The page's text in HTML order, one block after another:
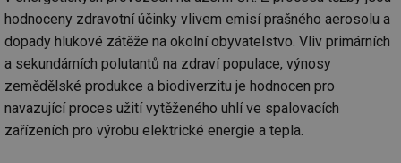
hodnoceny zdravotní účinky vlivem emisí prašného aerosolu a
dopady hlukové zátěže na okolní obyvatelstvo. Vliv primárních
a sekundárních polutantů na zdraví populace, výnosy
zemědělské produkce a biodiverzitu je hodnocen pro
navazující proces užití vytěženého uhlí ve spalovacích
zařízeních pro výrobu elektrické energie a tepla.